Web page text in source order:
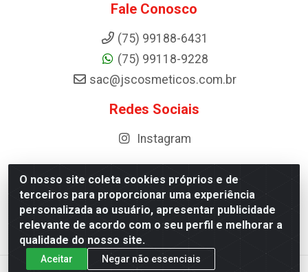
O nosso site coleta cookies próprios e de
terceiros para proporcionar uma experiência
personalizada ao usuário, apresentar publicidade
relevante de acordo com o seu perfil e melhorar a
qualidade do nosso site.
Aceitar Negar não essenciais
Fale Conosco
(75) 99188-6431
(75) 99118-9228
sac@jscosmeticos.com.br
Redes Sociais
Instagram
Distribuidora de Cosméticos Antoneto LTDA - BA-052,
km 87 - Industrial, Ipirá - BA, 44600-000 - CNPJ
10.984.107/0001-75